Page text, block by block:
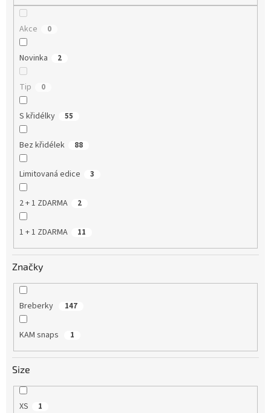
Akce 0
Novinka 2
Tip 0
S křidélky 55
Bez křidélek 88
Limitovaná edice 3
2 + 1 ZDARMA 2
1 + 1 ZDARMA 11
Značky
Breberky 147
KAM snaps 1
Size
XS 1